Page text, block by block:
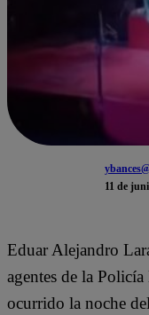
11 de
Eduar Alejandro
agentes de la
ocurrido la noche